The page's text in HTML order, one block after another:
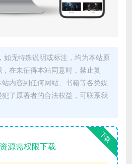
如无特殊说明或标注，均为本站原
在未征得本站同意时，禁止复
内容到任何网站、书籍等各类媒
了原著者的合法权益，可联系我
下载
源需权限下载